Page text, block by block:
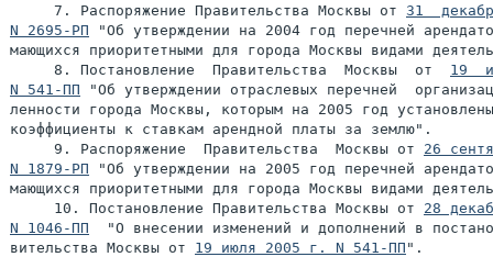
     7. Распоряжение Правительства Москвы от
31
N 2695-РП "Об утверждении на 2004 год перечней
мающихся приоритетными для города Москвы видами
     8. Постановление  Правительства  Москвы  от
19
N 541-ПП "Об утверждении отраслевых перечней
ленности города Москвы, которым на 2005 год
коэффициенты к ставкам арендной платы за землю".
     9. Распоряжение  Правительства  Москвы от
26
N 1879-РП "Об утверждении на 2005 год перечней
мающихся приоритетными для города Москвы видами
     10. Постановление Правительства Москвы от
28
N 1046-ПП
"О внесении изменений и дополнений в
вительства Москвы от 19 июля 2005 г. N 541-ПП ".